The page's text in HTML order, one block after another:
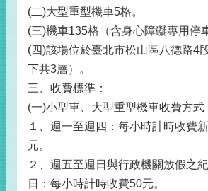
(二)大型重型機車5格。
(三)機車135格（含身心障礙專用停
(四)該場位於臺北市松山區八德路4
下共3層）。
三、收費標準：
(一)小型車、大型重型機車收費方式
１、週一至週四：每小時計時收費
元。
２、週五至週日與行政機關放假之
日：每小時計時收費50元。